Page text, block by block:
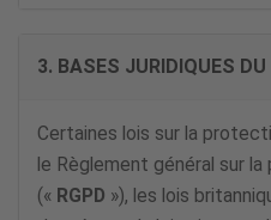
3. BASES JURIDIQUES
Certaines lois sur la
le Règlement général sur
(« RGPD »), les lois